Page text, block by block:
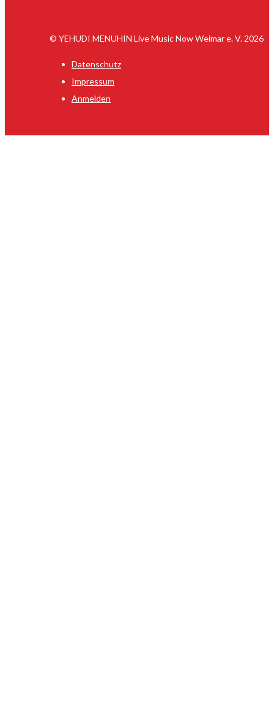
© YEHUDI MENUHIN Live Music Now Weimar e. V. 2026
Datenschutz
Impressum
Anmelden